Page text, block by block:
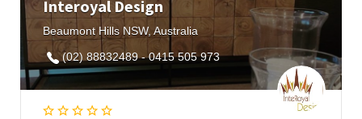
Interoyal Design
Beaumont Hills NSW, Australia
(02) 88832489 - 0415 505 973